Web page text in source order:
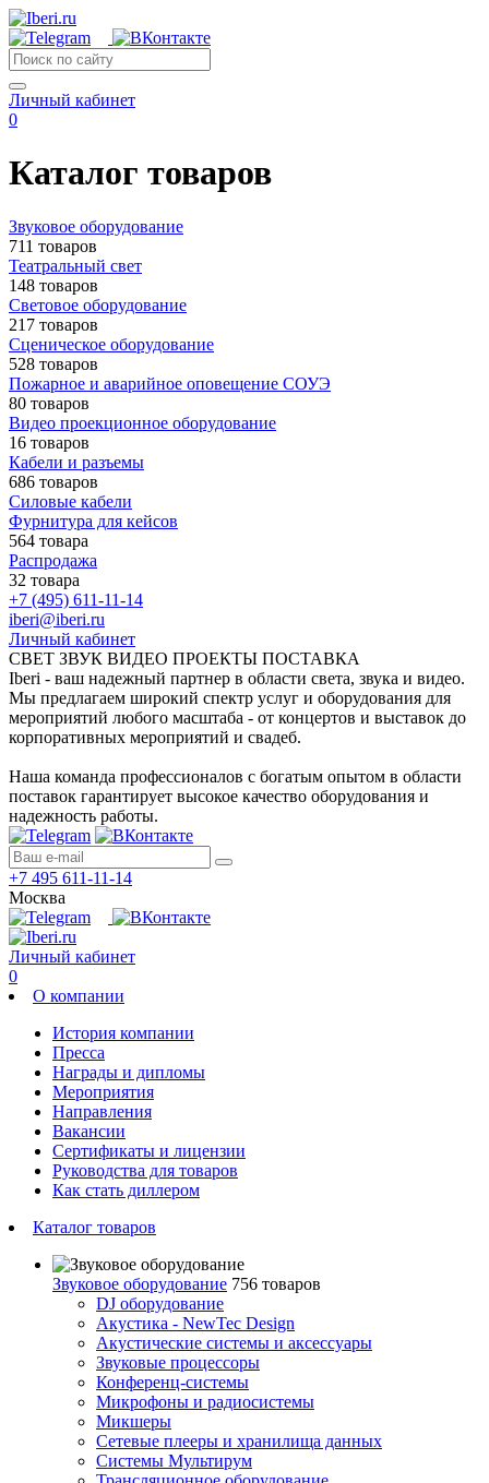
Личный кабинет
0
Каталог товаров
Звуковое оборудование
711 товаров
Театральный свет
148 товаров
Световое оборудование
217 товаров
Сценическое оборудование
528 товаров
Пожарное и аварийное оповещение СОУЭ
80 товаров
Видео проекционное оборудование
16 товаров
Кабели и разъемы
686 товаров
Силовые кабели
Фурнитура для кейсов
564 товара
Распродажа
32 товара
+7 (495) 611-11-14
iberi@iberi.ru
Личный кабинет
СВЕТ ЗВУК ВИДЕО ПРОЕКТЫ ПОСТАВКА
Iberi - ваш надежный партнер в области света, звука и видео.
Мы предлагаем широкий спектр услуг и оборудования для
мероприятий любого масштаба - от концертов и выставок до
корпоративных мероприятий и свадеб.
Наша команда профессионалов с богатым опытом в области
поставок гарантирует высокое качество оборудования и
надежность работы.
+7 495 611-11-14
Москва
Личный кабинет
0
О компании
История компании
Пресса
Награды и дипломы
Мероприятия
Направления
Вакансии
Сертификаты и лицензии
Руководства для товаров
Как стать диллером
Каталог товаров
Звуковое оборудование 756 товаров
DJ оборудование
Акустика - NewTec Design
Акустические системы и аксессуары
Звуковые процессоры
Конференц-системы
Микрофоны и радиосистемы
Микшеры
Сетевые плееры и хранилища данных
Системы Мультирум